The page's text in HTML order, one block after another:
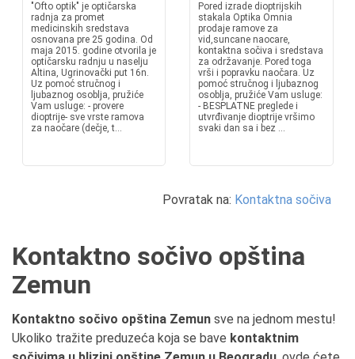
"Ofto optik" je optičarska
radnja za promet
medicinskih sredstava
osnovana pre 25 godina. Od
maja 2015. godine otvorila je
optičarsku radnju u naselju
Altina, Ugrinovački put 16n.
Uz pomoć stručnog i
ljubaznog osoblja, pružiće
Vam usluge: - provere
dioptrije- sve vrste ramova
za naočare (dečje, t...
Pored izrade dioptrijskih
stakala Optika Omnia
prodaje ramove za
vid,suncane naocare,
kontaktna sočiva i sredstava
za održavanje. Pored toga
vrši i popravku naočara. Uz
pomoć stručnog i ljubaznog
osoblja, pružiće Vam usluge:
- BESPLATNE preglede i
utvrđivanje dioptrije vršimo
svaki dan sa i bez ...
Povratak na: Kontaktna sočiva
Kontaktno sočivo opština
Zemun
Kontaktno sočivo opština Zemun sve na jednom mestu!
Ukoliko tražite preduzeća koja se bave kontaktnim